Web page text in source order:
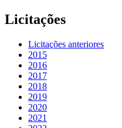
Licitações
Licitações anteriores
2015
2016
2017
2018
2019
2020
2021